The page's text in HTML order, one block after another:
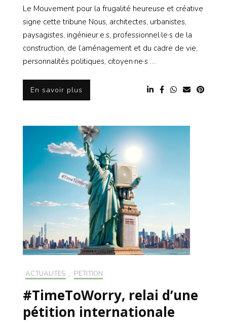
Le Mouvement pour la frugalité heureuse et créative
signe cette tribune Nous, architectes, urbanistes,
paysagistes, ingénieur.e.s, professionnel·le·s de la
construction, de l’aménagement et du cadre de vie,
personnalités politiques, citoyen·ne·s …
En savoir plus
ACTUALITÉS , PÉTITION
#TimeToWorry, relai d’une
pétition internationale